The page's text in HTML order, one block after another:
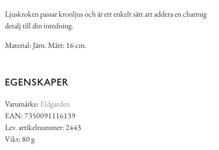
Ljuskroken passar kronljus och är ett enkelt sätt att addera en charmig
detalj till din inredning.
Material: Järn. Mått: 16 cm.
EGENSKAPER
Varumärke: Eldgarden
EAN: 7350091116139
Lev. artikelnummer: 2443
Vikt: 80 g